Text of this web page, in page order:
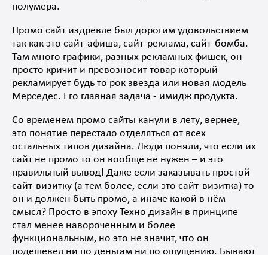
полумера.
Промо сайт издревле был дорогим удовольствием
так как это сайт-афиша, сайт-реклама, сайт-бомба.
Там много графики, разных рекламных фишек, он
просто кричит и превозносит товар который
рекламирует будь то рок звезда или новая модель
Мерседес. Его главная задача - имидж продукта.
Со временем промо сайты канули в лету, вернее,
это понятие перестало отделяться от всех
остальных типов дизайна. Люди поняли, что если их
сайт не промо то он вообще не нужен – и это
правильный вывод! Даже если заказывать простой
сайт-визитку (а тем более, если это сайт-визитка) то
он и должен быть промо, а иначе какой в нём
смысл? Просто в эпоху Техно дизайн в принципе
стал менее навороченным и более
функциональным, но это не значит, что он
подешевел ни по деньгам ни по ощущению. Бывают